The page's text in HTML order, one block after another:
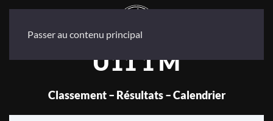
Passer au contenu principal
U11 1 M
Classement – Résultats – Calendrier